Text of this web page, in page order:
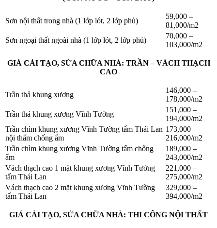
Sơn nội thất trong nhà (1 lớp lót, 2 lớp phủ)
59,000 –
81,000/m2
Sơn ngoại thất ngoài nhà (1 lớp lót, 2 lớp phủ)
70,000 –
103,000/m2
GIÁ CẢI TẠO, SỬA CHỮA NHÀ: TRẦN – VÁCH THẠCH
CAO
Trần thả khung xương
146,000 –
178,000/m2
Trần thả khung xương Vĩnh Tường
151,000 –
194,000/m2
Trần chìm khung xương Vĩnh Tường tấm Thái Lan
nội thấm chống ẩm
173,000 –
216,000/m2
Trần chìm khung xương Vĩnh Tường tấm chống
ẩm
189,000 –
243,000/m2
Vách thạch cao 1 mặt khung xương Vĩnh Tường
tấm Thái Lan
221,000 –
275,000/m2
Vách thạch cao 2 mặt khung xương Vĩnh Tường
tấm Thái Lan
329,000 –
394,000/m2
GIÁ CẢI TẠO, SỬA CHỮA NHÀ: THI CÔNG NỘI THẤT